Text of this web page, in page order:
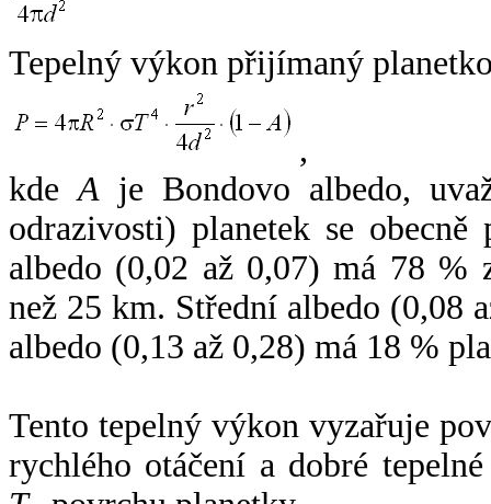
Tepelný výkon přijímaný
,
kdeA je Bondovo albedo,
odrazivosti) planetek se
albedo (0,02 až 0,07) má 78 %
než 25 km. Střední albedo (0,08
albedo (0,13 až 0,28) má 18 %
Tento tepelný výkon vyzařuje
rychlého otáčení a dobré